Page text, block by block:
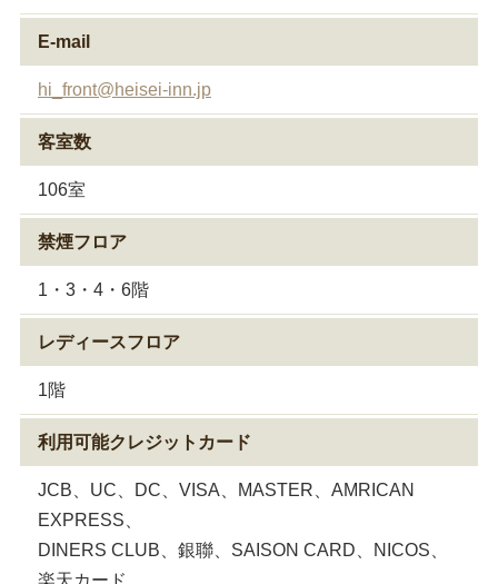
E-mail
hi_front@heisei-inn.jp
客室数
106室
禁煙フロア
1・3・4・6階
レディースフロア
1階
利用可能クレジットカード
JCB、UC、DC、VISA、MASTER、AMRICAN
EXPRESS、
DINERS CLUB、銀聯、SAISON CARD、NICOS、
楽天カード